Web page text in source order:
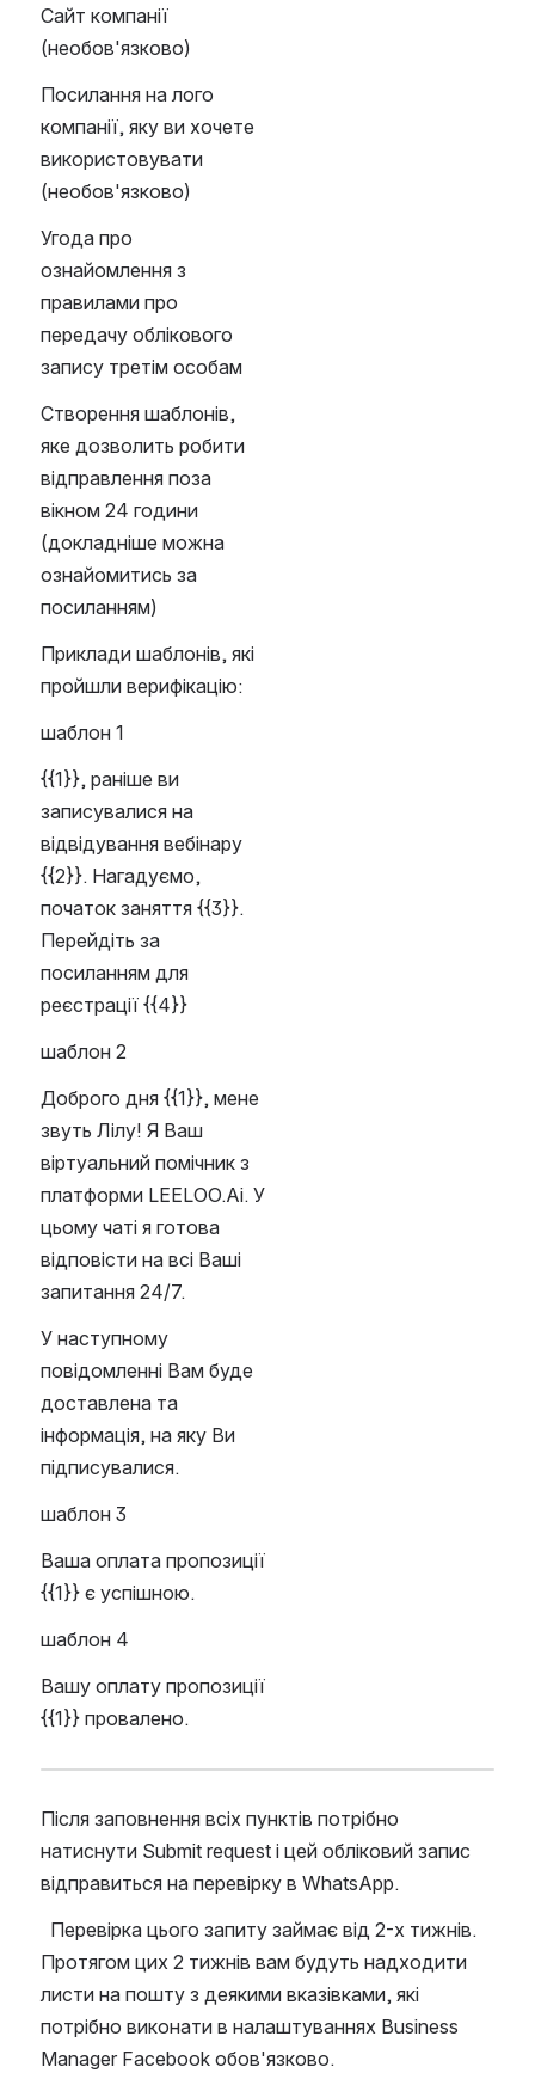
Сайт компанії
(необов'язково)
Посилання на лого
компанії, яку ви хочете
використовувати
(необов'язково)
Угода про
ознайомлення з
правилами про
передачу облікового
запису третім особам
Створення шаблонів,
яке дозволить робити
відправлення поза
вікном 24 години
(докладніше можна
ознайомитись за
посиланням)
Приклади шаблонів, які
пройшли верифікацію:
шаблон 1
{{1}}, раніше ви
записувалися на
відвідування вебінару
{{2}}. Нагадуємо,
початок заняття {{3}}.
Перейдіть за
посиланням для
реєстрації {{4}}
шаблон 2
Доброго дня {{1}}, мене
звуть Лілу! Я Ваш
віртуальний помічник з
платформи LEELOO.Аi. У
цьому чаті я готова
відповісти на всі Ваші
запитання 24/7.
У наступному
повідомленні Вам буде
доставлена та
інформація, на яку Ви
підписувалися.
шаблон 3
Ваша оплата пропозиції
{{1}} є успішною.
шаблон 4
Вашу оплату пропозиції
{{1}} провалено.
Після заповнення всіх пунктів потрібно
натиснути Submit request і цей обліковий запис
відправиться на перевірку в WhatsApp.
Протягом цих 2 тижнів вам будуть надходити
листи на пошту з деякими вказівками, які
потрібно виконати в налаштуваннях Business
Manager Facebook обов'язково.